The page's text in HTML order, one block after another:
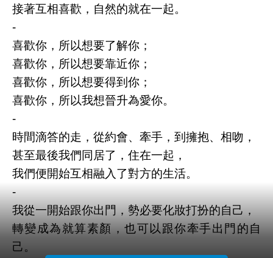
接著互相喜歡，自然的就在一起。
-
喜歡你，所以想要了解你；
喜歡你，所以想要靠近你；
喜歡你，所以想要得到你；
喜歡你，所以我想晉升為愛你。
-
時間滴答的走，從約會、牽手，到擁抱、相吻，
甚至最後我們同居了，住在一起，
我們便開始互相融入了對方的生活。
-
我從一開始跟你出門，勢必要化妝打扮的自己，
轉變成為就算素顏，也可以跟你牽手出門的自
己。